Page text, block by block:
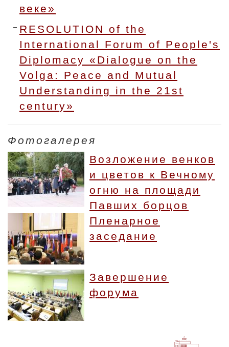
веке»
RESOLUTION of the
International Forum of People's
Diplomacy «Dialogue on the
Volga: Peace and Mutual
Understanding in the 21st
century»
Фотогалерея
Возложение венков
и цветов к Вечному
огню на площади
Павших борцов
Пленарное
заседание
Завершение
форума